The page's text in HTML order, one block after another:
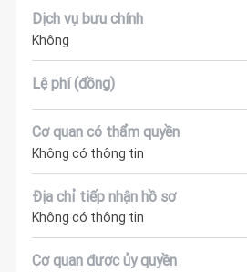
Dịch vụ bưu chính
Không
Lệ phí (đồng)
Cơ quan có thẩm quyền
Không có thông tin
Địa chỉ tiếp nhận hồ sơ
Không có thông tin
Cơ quan được ủy quyền